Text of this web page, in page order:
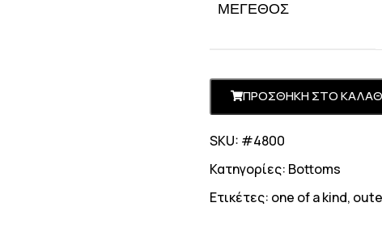
ΜΈΓΕΘΟΣ
ΠΡΟΣΘΗΚΗ ΣΤΟ
SKU: #4800
Κατηγορίες: Bottoms
Ετικέτες: one of a kind,